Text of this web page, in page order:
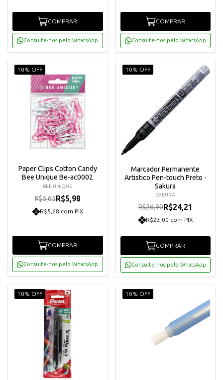
COMPRAR
Consulte-nos pelo WhatsApp
COMPRAR
Consulte-nos pelo WhatsApp
10% OFF
Paper Clips Cotton Candy
Bee Unique Be-ac0002
BEE UNIQUE
R$6,65R$5,98
R$5,68 com PIX
COMPRAR
Consulte-nos pelo WhatsApp
10% OFF
Marcador Permanente
Artistico Pen-touch Preto -
Sakura
SAKURA
R$26,90R$24,21
R$23,00 com PIX
COMPRAR
Consulte-nos pelo WhatsApp
10% OFF 10% OFF